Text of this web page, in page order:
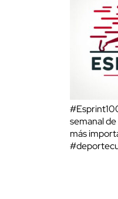
semanal
más